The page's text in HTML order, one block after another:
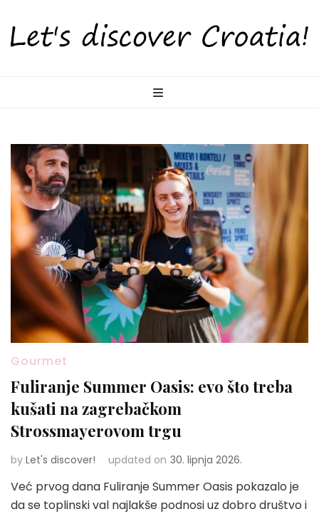
Gourmet
Fuliranje Summer Oasis: evo što treba
kušati na zagrebačkom
Strossmayerovom trgu
by Let's discover! updated on 30. lipnja 2026.
Već prvog dana Fuliranje Summer Oasis pokazalo je
da se toplinski val najlakše podnosi uz dobro društvo i